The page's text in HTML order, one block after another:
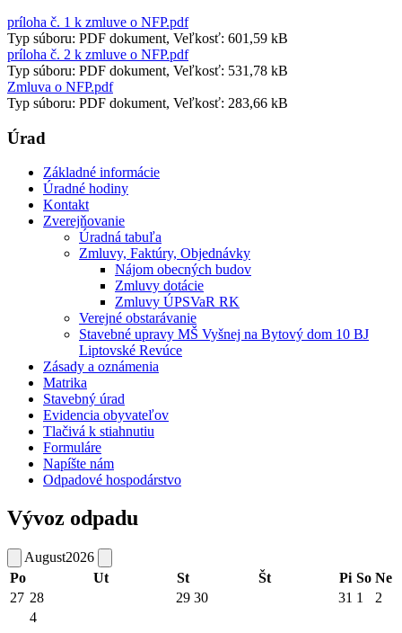
príloha č. 1 k zmluve o NFP.pdf
Typ súboru: PDF dokument, Veľkosť: 601,59 kB
príloha č. 2 k zmluve o NFP.pdf
Typ súboru: PDF dokument, Veľkosť: 531,78 kB
Zmluva o NFP.pdf
Typ súboru: PDF dokument, Veľkosť: 283,66 kB
Úrad
Základné informácie
Úradné hodiny
Kontakt
Zverejňovanie
Úradná tabuľa
Zmluvy, Faktúry, Objednávky
Nájom obecných budov
Zmluvy dotácie
Zmluvy ÚPSVaR RK
Verejné obstarávanie
Stavebné upravy MŠ Vyšnej na Bytový dom 10 BJ
Liptovské Revúce
Zásady a oznámenia
Matrika
Stavebný úrad
Evidencia obyvateľov
Tlačivá k stiahnutiu
Formuláre
Napíšte nám
Odpadové hospodárstvo
Vývoz odpadu
August2026
Po
Ut St Št Pi So Ne
27 28 29 30 31 1 2
4